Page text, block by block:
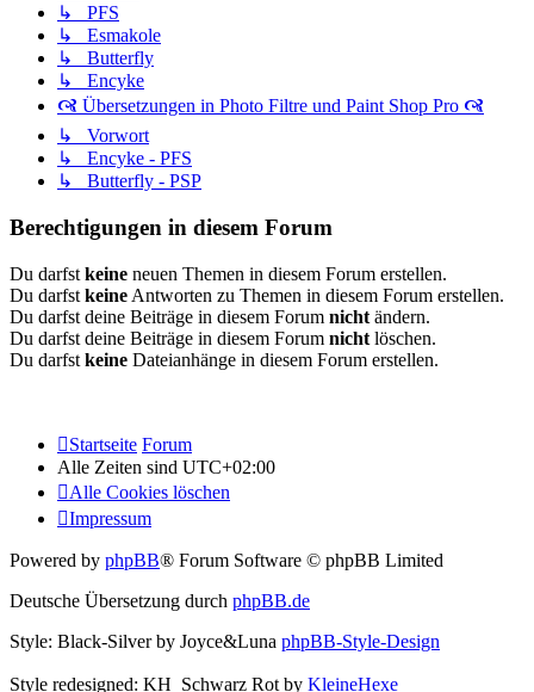
↳ PFS
↳ Esmakole
↳ Butterfly
↳ Encyke
🙧 Übersetzungen in Photo Filtre und Paint Shop Pro 🙧
↳ Vorwort
↳ Encyke - PFS
↳ Butterfly - PSP
Berechtigungen in diesem Forum
Du darfst keine neuen Themen in diesem Forum erstellen.
Du darfst keine Antworten zu Themen in diesem Forum erstellen.
Du darfst deine Beiträge in diesem Forum nicht ändern.
Du darfst deine Beiträge in diesem Forum nicht löschen.
Du darfst keine Dateianhänge in diesem Forum erstellen.
Startseite Forum
Alle Zeiten sind UTC+02:00
Alle Cookies löschen
Impressum
Powered by phpBB® Forum Software © phpBB Limited
Deutsche Übersetzung durch phpBB.de
Style: Black-Silver by Joyce&Luna phpBB-Style-Design
Style redesigned: KH_Schwarz Rot by KleineHexe